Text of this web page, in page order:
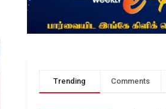
Trending Comments